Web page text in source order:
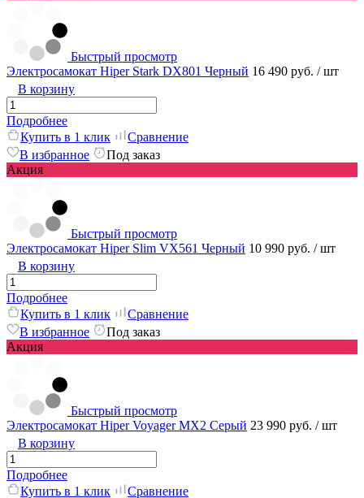
Быстрый просмотр
Электросамокат Hiper Stark DX801 Черный 16 490 руб. / шт
В корзину
Подробнее
Купить в 1 клик
Сравнение
В избранное
Под заказ
Акция
Быстрый просмотр
Электросамокат Hiper Slim VX561 Черный 10 990 руб. / шт
В корзину
Подробнее
Купить в 1 клик
Сравнение
В избранное
Под заказ
Акция
Быстрый просмотр
Электросамокат Hiper Voyager MX2 Серый 23 990 руб. / шт
В корзину
Подробнее
Купить в 1 клик
Сравнение